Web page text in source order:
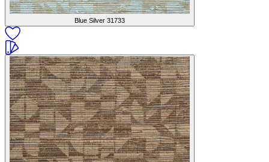
Blue Silver 31733